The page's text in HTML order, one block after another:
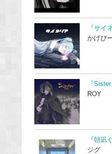
『サイ
かげぴ
『Sister
ROY
『朝凪
ジグ